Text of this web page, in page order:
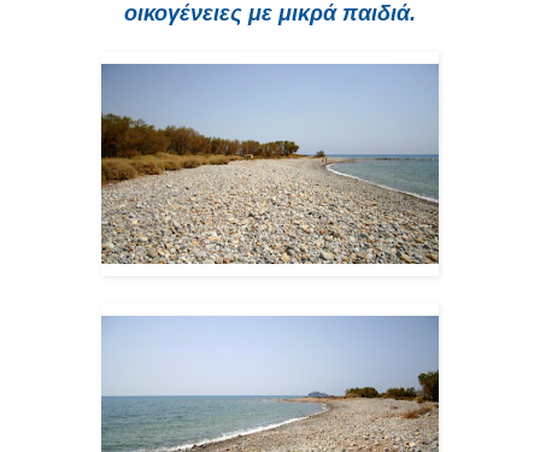
οικογένειες με μικρά παιδιά.